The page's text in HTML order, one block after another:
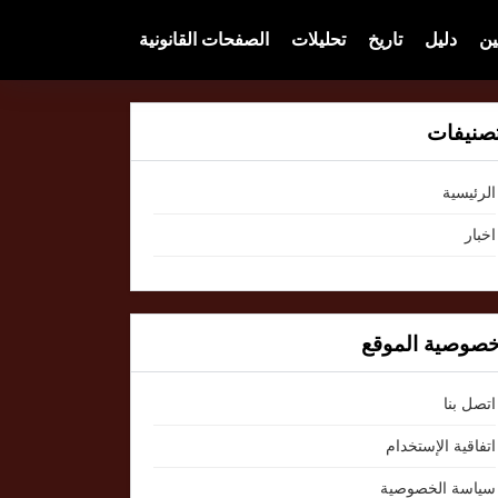
دليل تاريخ تحليلات الصفحات القانونية
الرئيسية
اخبار
الموقع
اتصل بنا
اتفاقية الإستخدام
سياسة الخصوصية